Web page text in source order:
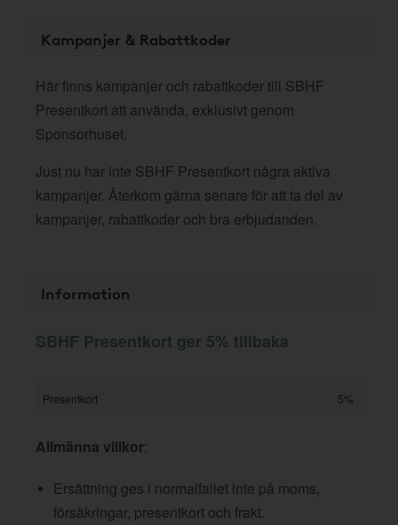
Kampanjer & Rabattkoder
Här finns kampanjer och rabattkoder till SBHF
Presentkort att använda, exklusivt genom
Sponsorhuset.
Just nu har inte SBHF Presentkort några aktiva
kampanjer. Återkom gärna senare för att ta del av
kampanjer, rabattkoder och bra erbjudanden.
Information
SBHF Presentkort ger 5% tillbaka
Presentkort 5%
Allmänna villkor:
Ersättning ges i normalfallet inte på moms,
försäkringar, presentkort och frakt.